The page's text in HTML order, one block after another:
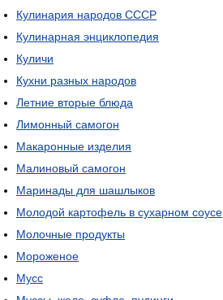
Кулинария народов СССР
Кулинарная энциклопедия
Куличи
Кухни разных народов
Летние вторые блюда
Лимонный самогон
Макаронные изделия
Малиновый самогон
Маринады для шашлыков
Молодой картофель в сухарном соусе
Молочные продукты
Мороженое
Мусс